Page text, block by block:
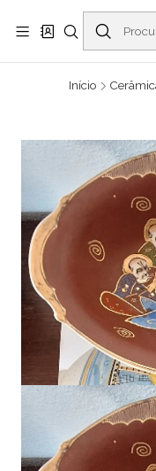
Buscantiguidades -
Castelo -
Início